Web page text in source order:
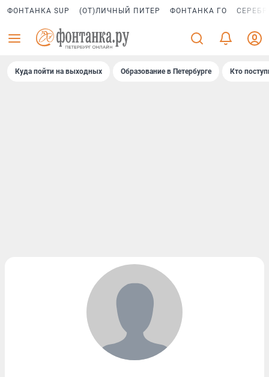
ФОНТАНКА SUP (ОТ)ЛИЧНЫЙ ПИТЕР ФОНТАНКА ГО
Куда пойти на выходных Образование в Петербурге Кто